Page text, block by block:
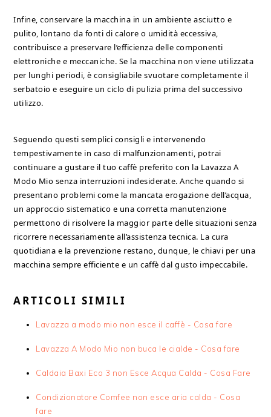
Infine, conservare la macchina in un ambiente asciutto e
pulito, lontano da fonti di calore o umidità eccessiva,
contribuisce a preservare l’efficienza delle componenti
elettroniche e meccaniche. Se la macchina non viene utilizzata
per lunghi periodi, è consigliabile svuotare completamente il
serbatoio e eseguire un ciclo di pulizia prima del successivo
utilizzo.
Seguendo questi semplici consigli e intervenendo
tempestivamente in caso di malfunzionamenti, potrai
continuare a gustare il tuo caffè preferito con la Lavazza A
Modo Mio senza interruzioni indesiderate. Anche quando si
presentano problemi come la mancata erogazione dell’acqua,
un approccio sistematico e una corretta manutenzione
permettono di risolvere la maggior parte delle situazioni senza
ricorrere necessariamente all’assistenza tecnica. La cura
quotidiana e la prevenzione restano, dunque, le chiavi per una
macchina sempre efficiente e un caffè dal gusto impeccabile.
ARTICOLI SIMILI
Lavazza a modo mio non esce il caffè​ - Cosa fare
Lavazza A Modo Mio non buca le cialde​ - Cosa fare
Caldaia Baxi Eco 3 non Esce Acqua Calda​ - Cosa Fare
Condizionatore Comfee non esce aria calda​ - Cosa
fare